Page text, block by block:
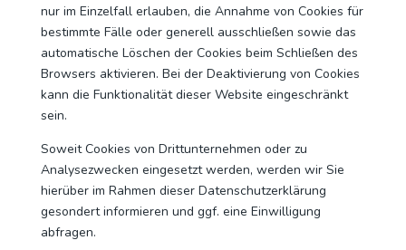
nur im Einzelfall erlauben, die Annahme von Cookies für
bestimmte Fälle oder generell ausschließen sowie das
automatische Löschen der Cookies beim Schließen des
Browsers aktivieren. Bei der Deaktivierung von Cookies
kann die Funktionalität dieser Website eingeschränkt
sein.
Soweit Cookies von Drittunternehmen oder zu
Analysezwecken eingesetzt werden, werden wir Sie
hierüber im Rahmen dieser Datenschutzerklärung
gesondert informieren und ggf. eine Einwilligung
abfragen.